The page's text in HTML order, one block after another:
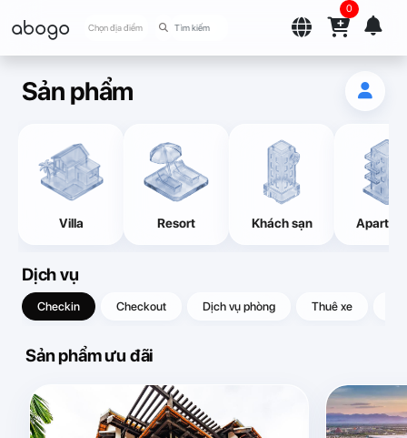
abogo Chọn địa điểm
0
Sản phẩm
Villa Resort Khách sạn
Dịch vụ
Checkin Checkout Dịch vụ phòng Thuê xe
Sản phẩm ưu đãi